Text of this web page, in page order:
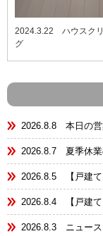
2024.3.22 ハウスク
グ
2026.8.8 本日の営
2026.8.7 夏季休業
2026.8.5 【戸建
2026.8.4 【戸建
2026.8.3 ニュー